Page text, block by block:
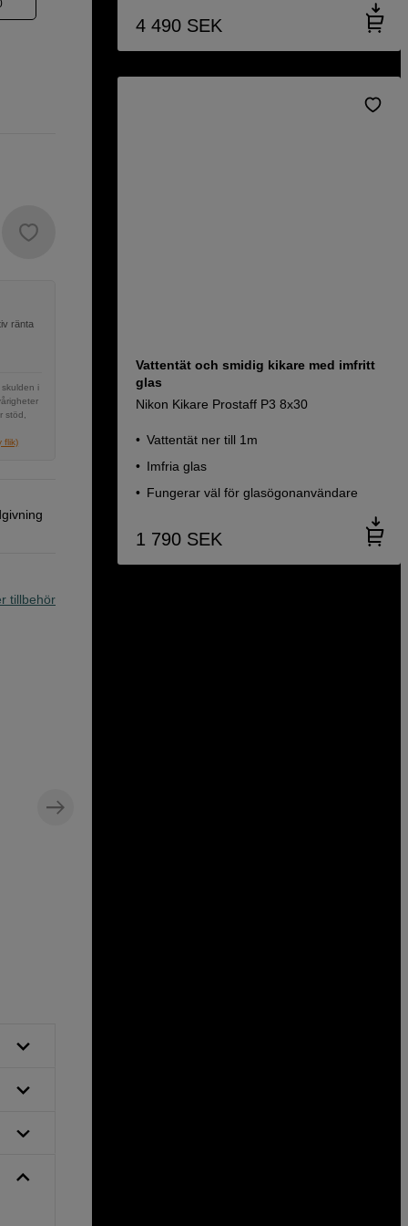
ränta
i
stöd,
flik)
tillbehör
4 490 SEK
Vattentät och smidig kikare med imfritt
glas
Nikon Kikare Prostaff P3 8x30
Vattentät ner till 1m
Imfria glas
Fungerar väl för glasögonanvändare
1 790 SEK